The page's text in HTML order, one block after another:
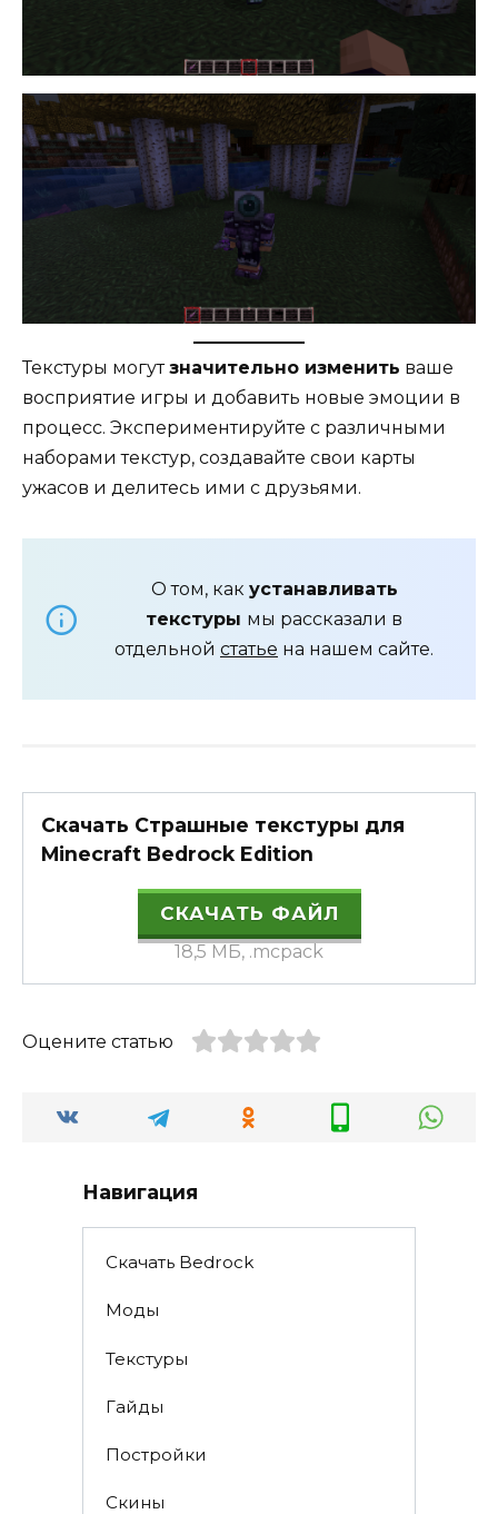
Текстуры могутзначительно изменить ваше
восприятие игры и добавить новые эмоции в
процесс. Экспериментируйте с различными
наборами текстур, создавайте свои карты
ужасов и делитесь ими с друзьями.
О том, как устанавливать
текстуры мы рассказали в
отдельной статье на нашем сайте.
Скачать Страшные текстуры для
Minecraft Bedrock Edition
СКАЧАТЬ ФАЙЛ
18,5 МБ, .mcpack
Оцените статью
Навигация
Скачать Bedrock
Моды
Текстуры
Гайды
Постройки
Скины